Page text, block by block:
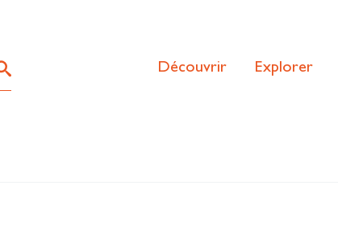
Découvrir Explorer